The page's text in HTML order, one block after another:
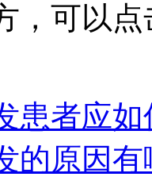
，可以
患者应
的原因有